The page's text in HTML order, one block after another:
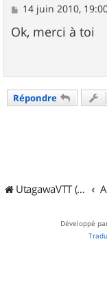
M
s
s
e
14 juin 2010,
Ok, merci à toi
Répondre
UtagawaVTT (Randos VTT et VTTAE avec traces GPS)
Développé